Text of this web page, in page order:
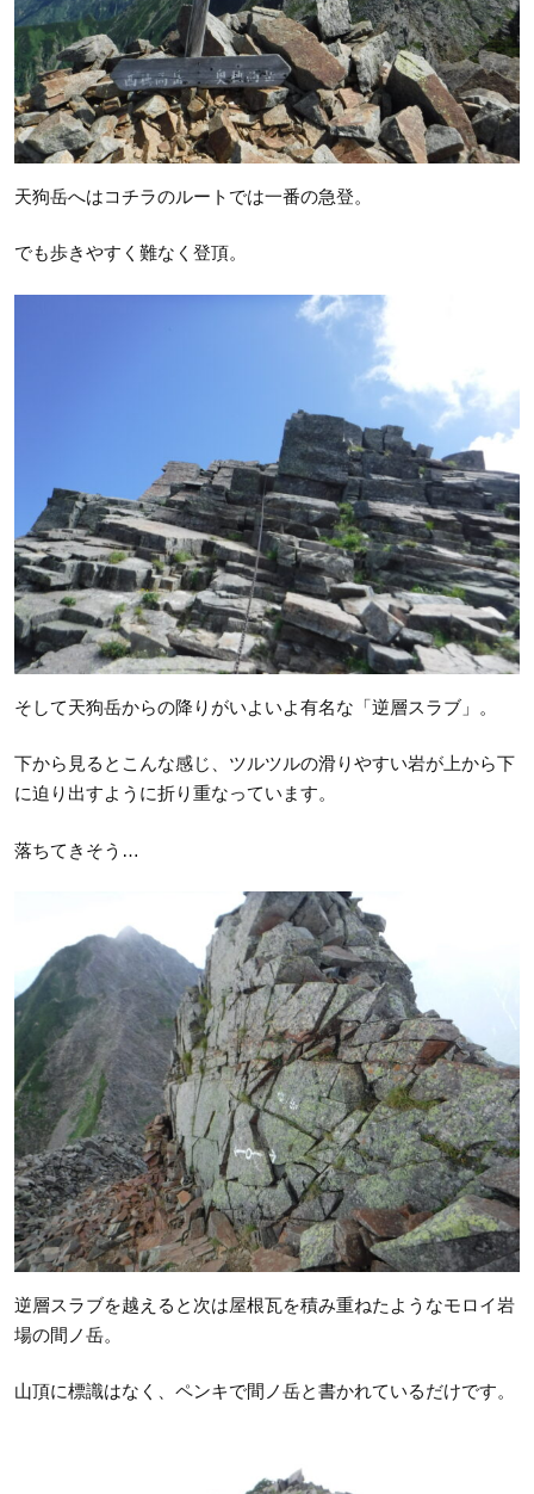
天狗岳へはコチラのルートでは一番の急登。
でも歩きやすく難なく登頂。
そして天狗岳からの降りがいよいよ有名な「逆層スラブ」。
下から見るとこんな感じ、ツルツルの滑りやすい岩が上から下
に迫り出すように折り重なっています。
落ちてきそう…
逆層スラブを越えると次は屋根瓦を積み重ねたようなモロイ岩
場の間ノ岳。
山頂に標識はなく、ペンキで間ノ岳と書かれているだけです。